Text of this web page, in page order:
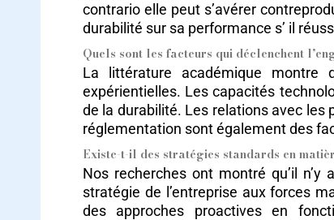
contrario elle peut s’avérer
durabilité sur sa performance s’ il
Quels sont les facteurs qui déclenchent
La littérature académique montre
expérientielles. Les capacités
de la durabilité. Les relations avec les
réglementation sont également des
Existe-t-il des stratégies standards en
Nos recherches ont montré qu’il
stratégie de l’entreprise aux forces
des approches proactives en